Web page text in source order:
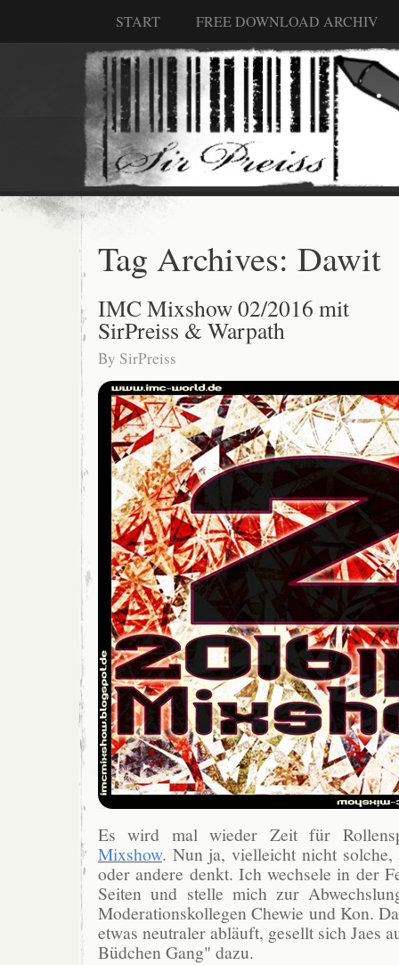
START FREE DOWNLOAD ARCHIV
Tag Archives: Dawit
IMC Mixshow 02/2016 mit
SirPreiss & Warpath
By SirPreiss
Es wird mal wieder Zeit für
Mixshow. Nun ja, vielleicht nicht
oder andere denkt. Ich wechsele in der
Seiten und stelle mich zur
Moderationskollegen Chewie und Kon.
etwas neutraler abläuft, gesellt sich Jaes
Büdchen Gang" dazu.